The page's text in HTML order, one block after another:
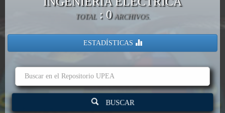
TOTAL : 0ARCHIVOS.
ESTADÍSTICAS
BUSCAR